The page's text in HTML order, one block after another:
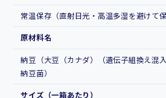
常温保存（直射日光・高温多湿を避けて保
原材料名
納豆（大豆（カナダ）（遺伝子組換え混入
納豆菌）
サイズ（一箱あたり）